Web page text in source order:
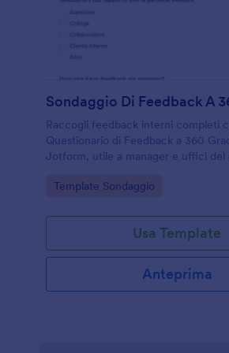
Sondaggio Di Feedback A
Raccogli feedback interni completi
Questionario di Feedback a 360
Jotform, utile a manager e uffici del
miglioramento durante cicli di
Go to Category:
Template Sondaggio
Usa Template
Anteprima